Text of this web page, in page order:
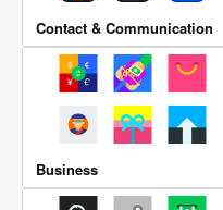
Contact & Communication
Business